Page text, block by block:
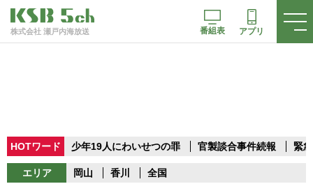
株式会社 瀬戸内海放送 番組表 アプリ
HOTワード 少年19人にわいせつの罪 官製談合事件続報 緊
エリア 岡山 香川 全国